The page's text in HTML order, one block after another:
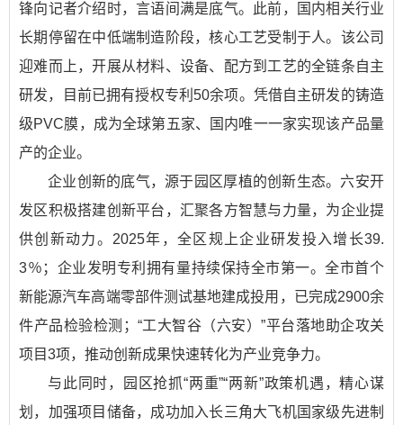
锋向记者介绍时，言语间满是底气。此前，国内相关行业
长期停留在中低端制造阶段，核心工艺受制于人。该公司
迎难而上，开展从材料、设备、配方到工艺的全链条自主
研发，目前已拥有授权专利50余项。凭借自主研发的铸造
级PVC膜，成为全球第五家、国内唯一一家实现该产品量
产的企业。
企业创新的底气，源于园区厚植的创新生态。六安开
发区积极搭建创新平台，汇聚各方智慧与力量，为企业提
供创新动力。2025年，全区规上企业研发投入增长39.
3％；企业发明专利拥有量持续保持全市第一。全市首个
新能源汽车高端零部件测试基地建成投用，已完成2900余
件产品检验检测；“工大智谷（六安）”平台落地助企攻关
项目3项，推动创新成果快速转化为产业竞争力。
与此同时，园区抢抓“两重”“两新”政策机遇，精心谋
划，加强项目储备，成功加入长三角大飞机国家级先进制